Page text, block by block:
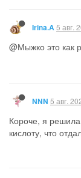
Irina.A5 авг.
@Мыжко это как
NNN 5 авг.
Короче, я
кислоту, что